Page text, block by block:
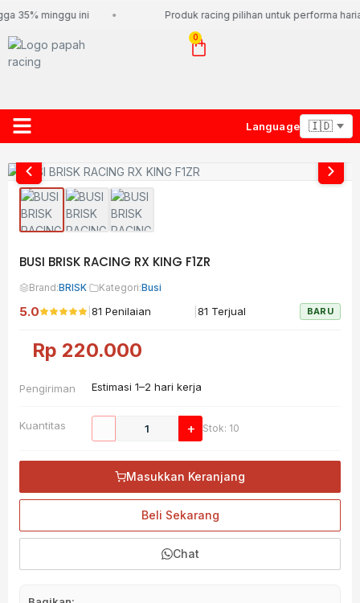
35% minggu ini Produk racing pilihan untuk performa
0
Language
BUSI BRISK RACING RX KING F1ZR
Brand:BRISK· Kategori:Busi
5.0 81 Penilaian 81 Terjual BARU
Rp 220.000
Pengiriman Estimasi 1–2 hari kerja
Kuantitas + Stok: 10
Masukkan Keranjang
Beli Sekarang
Chat